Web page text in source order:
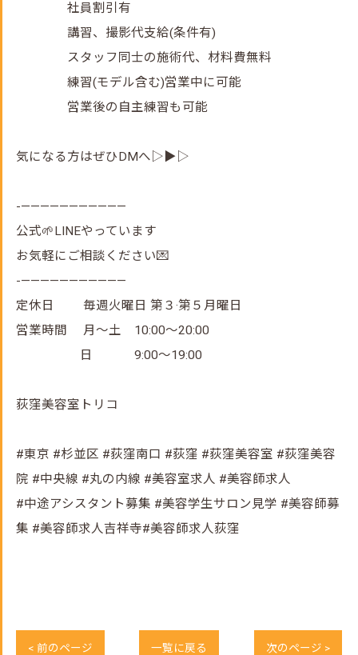
社員割引有
講習、撮影代支給(条件有)
スタッフ同士の施術代、材料費無料
練習(モデル含む)営業中に可能
営業後の自主練習も可能
気になる方はぜひDMへ▷▶▷
-———————————
公式🌱LINEやっています
お気軽にご相談ください💌
-———————————
定休日 毎週火曜日 第３·第５月曜日
営業時間 月～土 10:00～20:00
日 9:00～19:00
荻窪美容室トリコ
#東京 #杉並区 #荻窪南口 #荻窪 #荻窪美容室 #荻窪美容
院 #中央線 #丸の内線 #美容室求人 #美容師求人
#中途アシスタント募集 #美容学生サロン見学 #美容師募
集 #美容師求人吉祥寺#美容師求人荻窪
< 前のページ 一覧に戻る 次のページ >